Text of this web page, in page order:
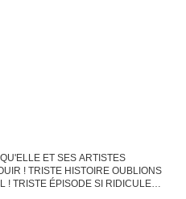
ET SES ARTISTES
! TRISTE HISTOIRE OUBLIONS
! TRISTE ÉPISODE SI RIDICULE